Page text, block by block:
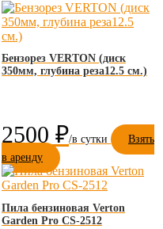
Бензорез VERTON (диск
350мм, глубина реза12.5 см.)
2500 ₽
Взять
в аренду
Пила бензиновая Verton
Garden Pro CS-2512